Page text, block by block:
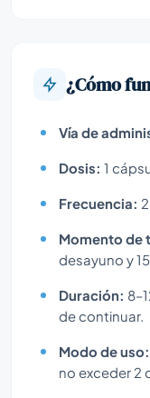
¿Cómo
Vía de
Dosis: 1
Frecuencia:
Momento de
desayuno y
Duración:
de continuar.
Modo de uso:
no exceder 2